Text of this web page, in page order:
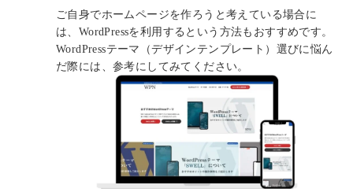
ご自身でホームページを作ろうと考えている場合に
は、WordPressを利用するという方法もおすすめです。
WordPressテーマ（デザインテンプレート）選びに悩ん
だ際には、参考にしてみてください。